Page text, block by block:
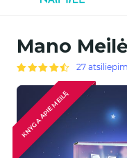
Mano
27
KNYGA APIE MEILĘ